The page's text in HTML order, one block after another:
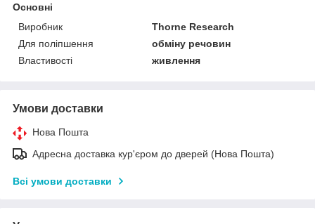
Основні
Виробник
Thorne Research
Для поліпшення
обміну речовин
Властивості
живлення
Умови доставки
Нова Пошта
Адресна доставка кур'єром до дверей (Нова Пошта)
Всі умови доставки